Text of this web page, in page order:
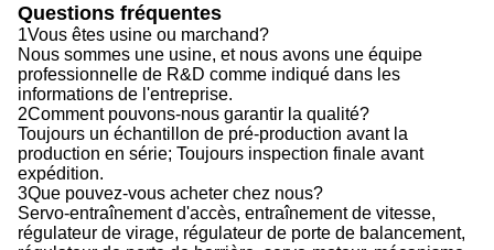
Questions fréquentes
1Vous êtes usine ou marchand?
Nous sommes une usine, et nous avons une équipe
professionnelle de R&D comme indiqué dans les
informations de l'entreprise.
2Comment pouvons-nous garantir la qualité?
Toujours un échantillon de pré-production avant la
production en série; Toujours inspection finale avant
expédition.
3Que pouvez-vous acheter chez nous?
Servo-entraînement d'accès, entraînement de vitesse,
régulateur de virage, régulateur de porte de balancement,